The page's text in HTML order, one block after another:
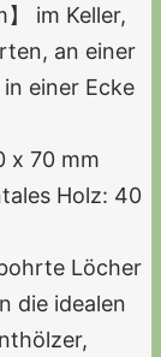
im Keller,
an einer
einer Ecke
x 70 mm
Holz: 40
Löcher
die idealen